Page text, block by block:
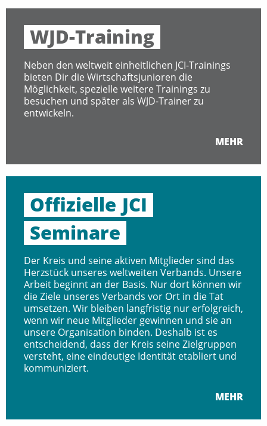
WJD-Training
Neben den weltweit einheitlichen JCI-Trainings
bieten Dir die Wirtschaftsjunioren die
Möglichkeit, spezielle weitere Trainings zu
besuchen und später als WJD-Trainer zu
entwickeln.
MEHR
Offizielle JCI
Seminare
Der Kreis und seine aktiven Mitglieder sind das
Herzstück unseres weltweiten Verbands. Unsere
Arbeit beginnt an der Basis. Nur dort können wir
die Ziele unseres Verbands vor Ort in die Tat
umsetzen. Wir bleiben langfristig nur erfolgreich,
wenn wir neue Mitglieder gewinnen und sie an
unsere Organisation binden. Deshalb ist es
entscheidend, dass der Kreis seine Zielgruppen
versteht, eine eindeutige Identität etabliert und
kommuniziert.
MEHR